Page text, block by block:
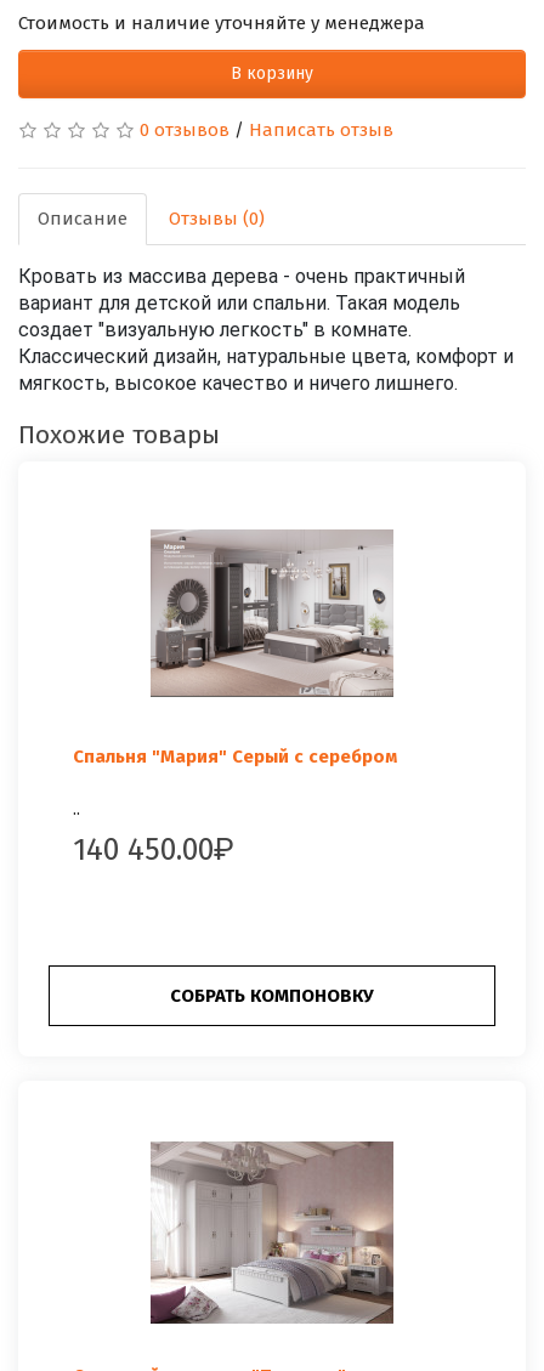
Стоимость и наличие уточняйте у менеджера
В корзину
0 отзывов / Написать отзыв
Описание Отзывы (0)
Кровать из массива дерева - очень практичный
вариант для детской или спальни. Такая модель
создает "визуальную легкость" в комнате.
Классический дизайн, натуральные цвета, комфорт и
мягкость, высокое качество и ничего лишнего.
Похожие товары
Спальня "Мария" Серый с серебром
..
140 450.00
СОБРАТЬ КОМПОНОВКУ